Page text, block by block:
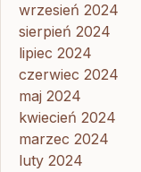
wrzesień 2024
sierpień 2024
lipiec 2024
czerwiec 2024
maj 2024
kwiecień 2024
marzec 2024
luty 2024